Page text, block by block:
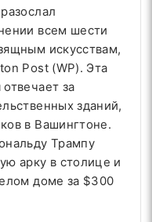
всем шести
искусствам,
Post (WP). Эта
за
зданий,
в Вашингтоне.
Трампу
арку в столице и
доме за $300